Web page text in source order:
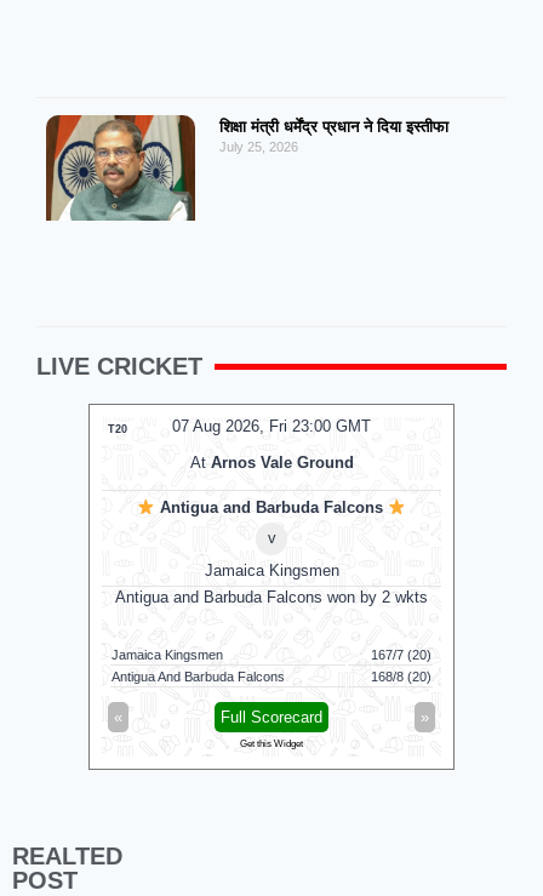
शिक्षा मंत्री धर्मेंद्र प्रधान ने दिया इस्तीफा
July 25, 2026
LIVE CRICKET
07 Aug 2026, Fri 23:00 GMT
T20
At Arnos Vale Ground
Antigua and Barbuda Falcons
v
Jamaica Kingsmen
Antigua and Barbuda Falcons won by 2 wkts
Jamaica Kingsmen
167/7 (20)
Antigua And Barbuda Falcons
168/8 (20)
« »
Full Scorecard
Get this Widget
REALTED
POST